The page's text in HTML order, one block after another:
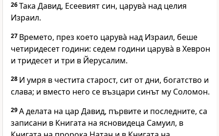
26Така Давид, Есеевият син, царува̀ над целия
Израил.
27 Времето, през което царува̀ над Израил, беше
четиридесет години: седем години царува̀ в Хеврон
и тридесет и три в Йерусалим.
28 И умря в честита старост, сит от дни, богатство и
слава; и вместо него се възцари синът му Соломон.
29А делата на цар Давид, първите и последните, са
записани в Книгата на ясновидеца Самуил, в